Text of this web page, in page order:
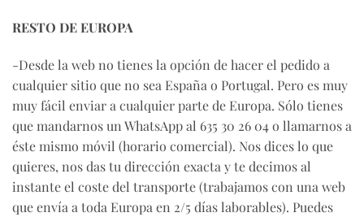
RESTO DE EUROPA
-Desde la web no tienes la opción de hacer el pedido a
cualquier sitio que no sea España o Portugal. Pero es muy
muy fácil enviar a cualquier parte de Europa. Sólo tienes
que mandarnos un WhatsApp al 635 30 26 04 o llamarnos a
éste mismo móvil (horario comercial). Nos dices lo que
quieres, nos das tu dirección exacta y te decimos al
instante el coste del transporte (trabajamos con una web
que envía a toda Europa en 2/5 días laborables). Puedes